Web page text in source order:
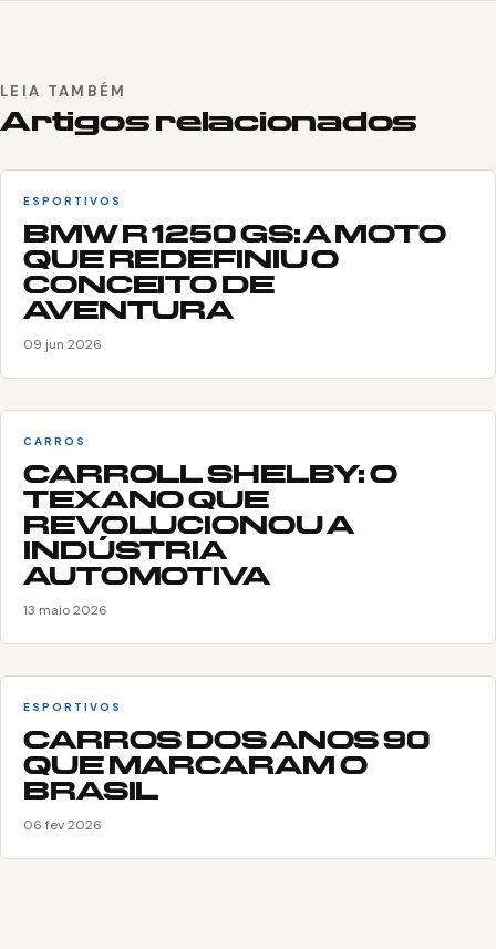
LEIA TAMBÉM
Artigos relacionados
ESPORTIVOS
BMW R 1250 GS: A MOTO
QUE REDEFINIU O
CONCEITO DE
AVENTURA
09 jun 2026
CARROS
CARROLL SHELBY: O
TEXANO QUE
REVOLUCIONOU A
INDÚSTRIA
AUTOMOTIVA
13 maio 2026
ESPORTIVOS
CARROS DOS ANOS 90
QUE MARCARAM O
BRASIL
06 fev 2026